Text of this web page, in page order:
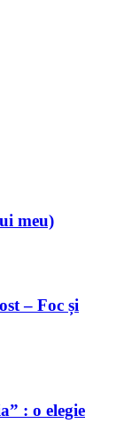
meu)
– Foc și
: o elegie